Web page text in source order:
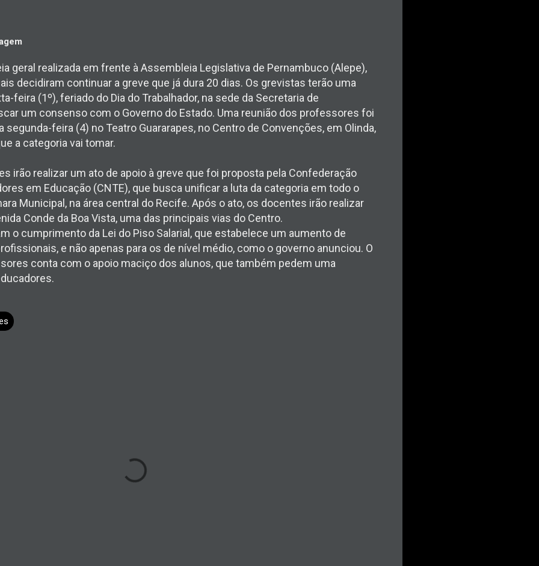
geral realizada em frente à Assembleia Legislativa de Pernambuco (Alepe),
decidiram continuar a greve que já dura 20 dias. Os grevistas terão uma
feira (1º), feriado do Dia do Trabalhador, na sede da Secretaria de
um consenso com o Governo do Estado. Uma reunião dos professores foi
segunda-feira (4) no Teatro Guararapes, no Centro de Convenções, em Olinda,
a categoria vai tomar.
irão realizar um ato de apoio à greve que foi proposta pela Confederação
em Educação (CNTE), que busca unificar a luta da categoria em todo o
Municipal, na área central do Recife. Após o ato, os docentes irão realizar
Conde da Boa Vista, uma das principais vias do Centro.
o cumprimento da Lei do Piso Salarial, que estabelece um aumento de
e não apenas para os de nível médio, como o governo anunciou. O
conta com o apoio maciço dos alunos, que também pedem uma